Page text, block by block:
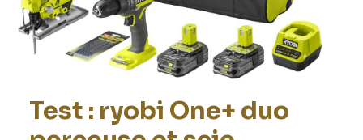
Test : ryobi One+ duo